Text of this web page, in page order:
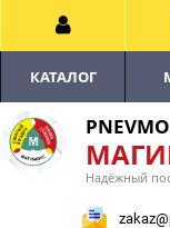
Надёжный
КАТАЛОГ